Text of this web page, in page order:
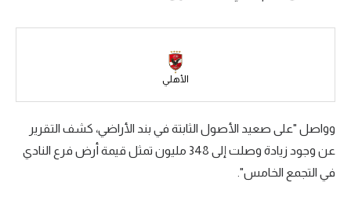
كرة السلة الأمريكية
كرة سلة
الأهلي
وواصل "على صعيد الأصول الثابتة في بند الأراضي، كشف التقرير
عن وجود زيادة وصلت إلى 348 مليون تمثل قيمة أرض فرع النادي
في التجمع الخامس".